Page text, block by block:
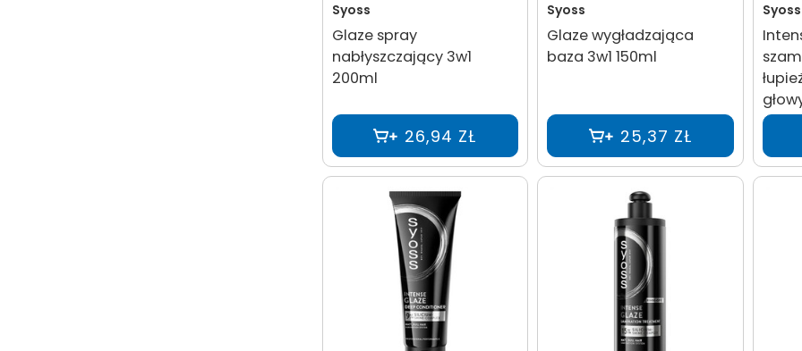
Syoss
Glaze spray
nabłyszczający 3w1
200ml
26,94 ZŁ
Syoss
Glaze wygładzająca
baza 3w1 150ml
25,37 ZŁ
Syoss